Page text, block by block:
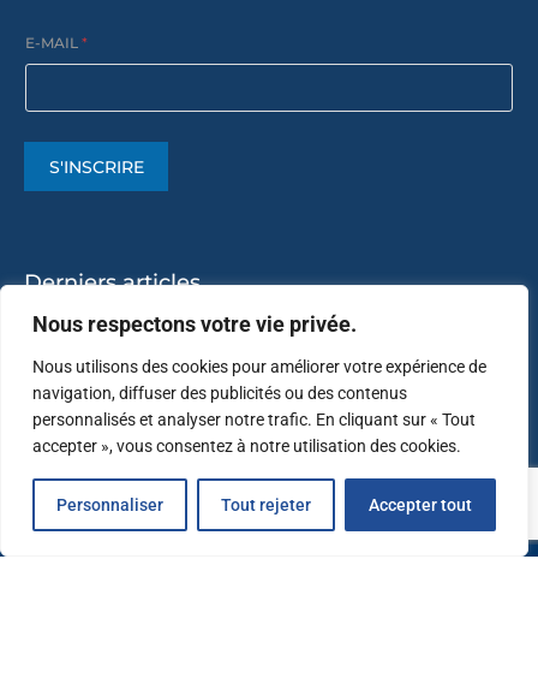
Nous respectons votre vie privée.
Nous utilisons des cookies pour améliorer votre expérience de
navigation, diffuser des publicités ou des contenus
personnalisés et analyser notre trafic. En cliquant sur « Tout
accepter », vous consentez à notre utilisation des cookies.
Personnaliser Tout rejeter Accepter tout
E-MAIL *
S'INSCRIRE
Derniers articles
L’Immersive Aventure vous ouvre ses portes
Création du « Yacht Club Jacques Coupet »
En route pour le Blue Tech Show 2024